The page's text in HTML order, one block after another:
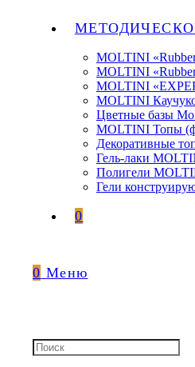
MOLTINI
MOLTINI
MOLTINI
MOLTINI
Цветные базы
MOLTINI Топы
Декоративные
Гель-лаки
Полигели
Гели
0
0 Меню